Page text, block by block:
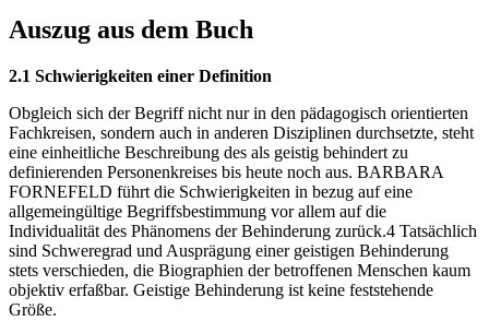
Auszug aus dem Buch
2.1 Schwierigkeiten einer Definition
Obgleich sich der Begriff nicht nur in den pädagogisch orientierten
Fachkreisen, sondern auch in anderen Disziplinen durchsetzte, steht
eine einheitliche Beschreibung des als geistig behindert zu
definierenden Personenkreises bis heute noch aus. BARBARA
FORNEFELD führt die Schwierigkeiten in bezug auf eine
allgemeingültige Begriffsbestimmung vor allem auf die
Individualität des Phänomens der Behinderung zurück.4 Tatsächlich
sind Schweregrad und Ausprägung einer geistigen Behinderung
stets verschieden, die Biographien der betroffenen Menschen kaum
objektiv erfaßbar. Geistige Behinderung ist keine feststehende
Größe.